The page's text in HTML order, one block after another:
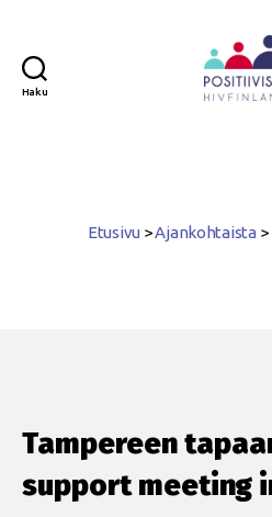
Haku
Etusivu >Ajankohtaista >
Tampereen
support meeting